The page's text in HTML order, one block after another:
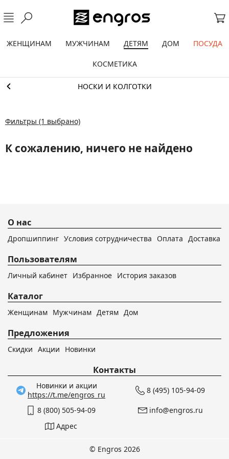
ЖЕНЩИНАМ МУЖЧИНАМ ДЕТЯМ ДОМ ПОСУДА
КОСМЕТИКА
НОСКИ И КОЛГОТКИ
Фильтры (1 выбрано)
К сожалению, ничего не найдено
О нас
Дропшиппинг Условия сотрудничества Оплата Доставка
Пользователям
Личный кабинет Избранное История заказов
Каталог
Женщинам Мужчинам Детям Дом
Предложения
Скидки Акции Новинки
Контакты
Новинки и акции
https://t.me/engros_ru
8 (495) 105-94-09
8 (800) 505-94-09
info@engros.ru
Адрес
© Engros 2026